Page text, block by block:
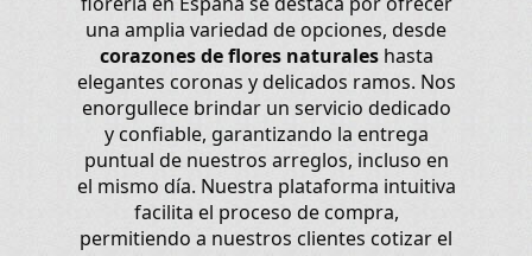
una amplia variedad de opciones, desde
corazones de flores naturaleshasta
elegantes coronas y delicados ramos. Nos
enorgullece brindar un servicio dedicado
y confiable, garantizando la entrega
puntual de nuestros arreglos, incluso en
el mismo día. Nuestra plataforma intuitiva
facilita el proceso de compra,
permitiendo a nuestros clientes cotizar el